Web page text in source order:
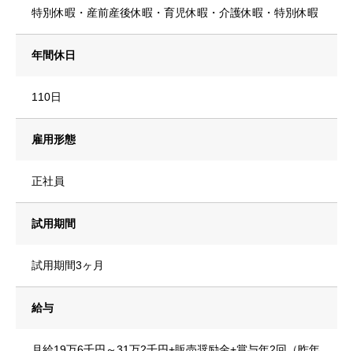
特別休暇・産前産後休暇・育児休暇・介護休暇・特別休暇
年間休日
110日
雇用形態
正社員
試用期間
試用期間3ヶ月
給与